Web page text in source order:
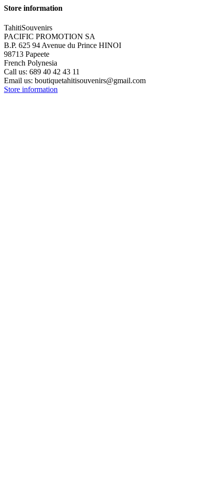
Store information
TahitiSouvenirs
PACIFIC PROMOTION SA
B.P. 625 94 Avenue du Prince HINOI
98713 Papeete
French Polynesia
Call us: 689 40 42 43 11
Email us: boutiquetahitisouvenirs@gmail.com
Store information